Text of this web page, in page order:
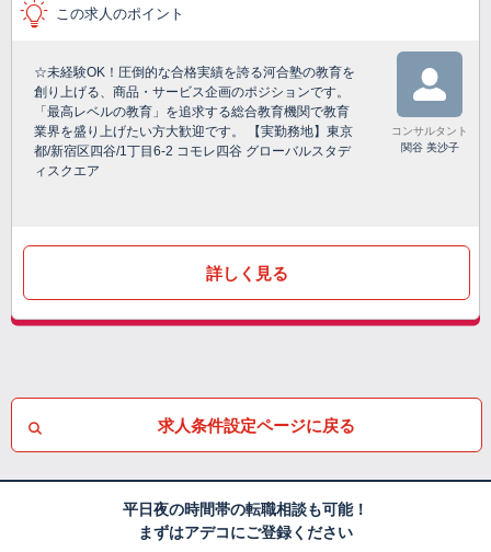
この求人のポイント
☆未経験OK！圧倒的な合格実績を誇る河合塾の教育を
創り上げる、商品・サービス企画のポジションです。
「最高レベルの教育」を追求する総合教育機関で教育
業界を盛り上げたい方大歓迎です。 【実勤務地】東京
都/新宿区四谷/1丁目6-2 コモレ四谷 グローバルスタデ
ィスクエア
コンサルタント
関谷 美沙子
詳しく見る
求人条件設定ページに戻る
平日夜の時間帯の転職相談も可能！
まずはアデコにご登録ください